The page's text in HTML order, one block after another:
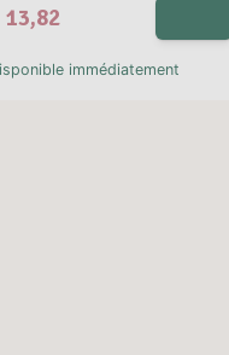
13,82
immédiatement